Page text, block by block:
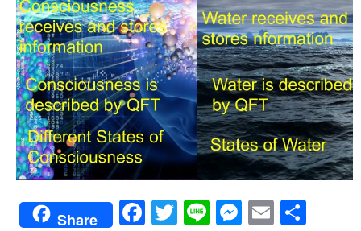
Share Facebook
Twitter
Line Email